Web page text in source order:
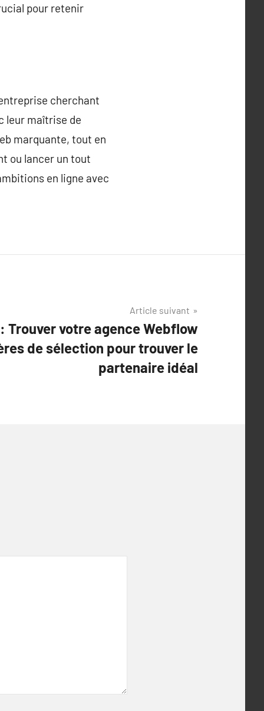
pour retenir
cherchant
leur maîtrise de
marquante, tout en
ou lancer un tout
en ligne avec
Article suivant
Trouver votre agence Webflow
de sélection pour trouver le
partenaire idéal